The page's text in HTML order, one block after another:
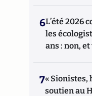
6L’été 2026
les
ans : non,
7« Sionistes,
soutien au